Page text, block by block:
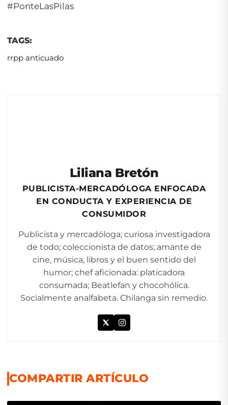
#PonteLasPilas
TAGS:
rrpp anticuado
Liliana Bretón
PUBLICISTA-MERCADÓLOGA ENFOCADA
EN CONDUCTA Y EXPERIENCIA DE
CONSUMIDOR
Publicista y mercadóloga; curiosa investigadora
de todo; coleccionista de datos; amante de
cine, música, libros y el buen sentido del
humor; chef aficionada: platicadora
consumada; Beatlefan y chocohólica.
Socialmente analfabeta. Chilanga sin remedio.
COMPARTIR ARTÍCULO